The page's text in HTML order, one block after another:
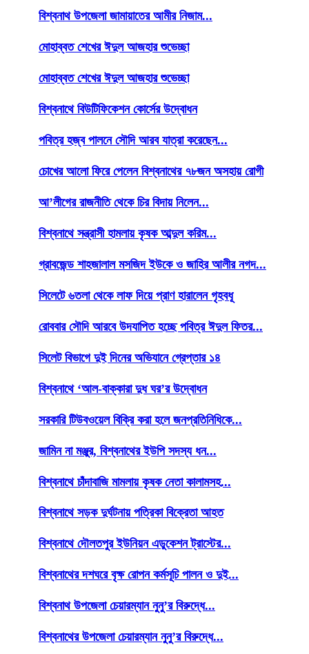
বিশ্বনাথ উপজেলা জামায়াতের আমীর নিজাম...
মোহাব্বত শেখের ঈদুল আজহার শুভেচ্ছা
মোহাব্বত শেখের ঈদুল আজহার শুভেচ্ছা
বিশ্বনাথে বিউটিফিকেশন কোর্সের উদ্বোধন
পবিত্র হজ্ব পালনে সৌদি আরব যাত্রা করেছেন...
চোখের আলো ফিরে পেলেন বিশ্বনাথের ৭৮জন অসহায় রোগী
আ’লীগের রাজনীতি থেকে চির বিদায় নিলেন...
বিশ্বনাথে সন্ত্রাসী হামলায় কৃষক আব্দুল করিম...
গ্রাবজেন্ড শাহজালাল মসজিদ ইউকে ও জাহির আলীর নগদ...
সিলেটে ৬তলা থেকে লাফ দিয়ে প্রাণ হারালেন গৃহবধূ
রোববার সৌদি আরবে উদযাপিত হচ্ছে পবিত্র ঈদুল ফিতর...
সিলেট বিভাগে দুই দিনের অভিযানে গ্রেপ্তার ১৪
বিশ্বনাথে ‘আল-বাক্কারা দুধ ঘর’র উদ্বোধন
সরকারি টিউবওয়েল বিক্রি করা হলে জনপ্রতিনিধিকে...
জামিন না মঞ্জুর, বিশ্বনাথের ইউপি সদস্য ধন...
বিশ্বনাথে চাঁদাবাজি মামলায় কৃষক নেতা কালামসহ...
বিশ্বনাথে সড়ক দুর্ঘটনায় পত্রিকা বিক্রেতা আহত
বিশ্বনাথে দৌলতপুর ইউনিয়ন এডুকেশন ট্রাস্টের...
বিশ্বনাথের দশঘরে বৃক্ষ রোপন কর্মসূচি পালন ও দুই...
বিশ্বনাথ উপজেলা চেয়ারম্যান নুনু’র বিরুদ্ধে...
বিশ্বনাথের উপজেলা চেয়ারম্যান নুনু’র বিরুদ্ধে...